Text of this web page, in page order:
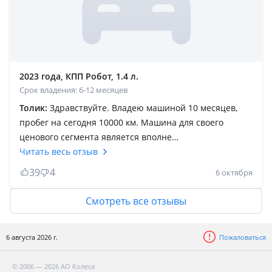
Парктроники настроены по уровню бампера. Все что
2023 года, КПП Робот, 1.4 л.
Срок владения: 6-12 месяцев
Толик: Здравствуйте. Владею машиной 10 месяцев,
пробег на сегодня 10000 км. Машина для своего
ценового сегмента является вполне
конкурентоспособной. Дизайн кузова и салона,
спортивный образ притягивают взгляды окружающих.
Почему выбрал именно Чанган? Много изучал
китайский автопром. Чанган является
государственной корпорацией в Китае, создана в
военную технику, затем перешла на гражданскую
продукцию. В Китае Чанган входит в тройку лидеров.
Мне нравится, что в 35-ке нет "китайской
Читать весь отзыв
39 4 6 октября
Смотреть все отзывы
6 августа 2026 г. Пожаловаться
© 2006 — 2026 АО Колеса